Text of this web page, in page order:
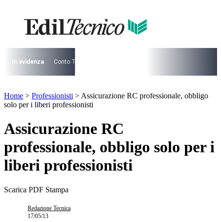
contenuto
I più cercati
Lorem ipsum dolor sit amet consectetur
Lorem ipsum dolor sit amet consectetur
In evidenza Conto Termico
I più cercati
Lorem ipsum dolor sit amet consectetur
Lorem ipsum dolor sit amet consectetur
Home > Professionisti > Assicurazione RC professionale, obbligo
solo per i liberi professionisti
Assicurazione RC
professionale, obbligo solo per i
liberi professionisti
Scarica PDF Stampa
Redazione Tecnica
17/05/13